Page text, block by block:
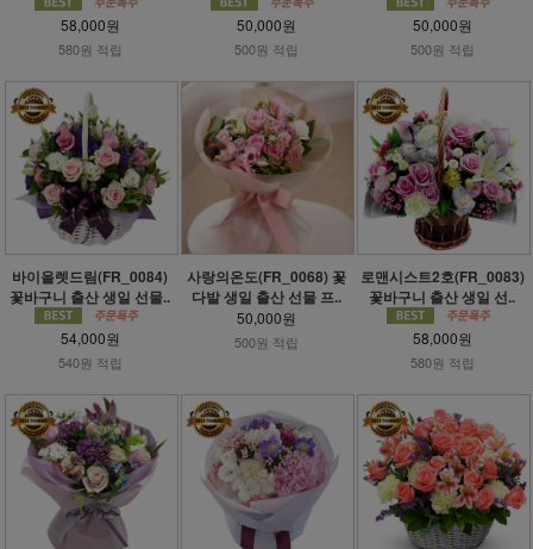
58,000원
580원 적립
50,000원
500원 적립
50,000원
500원 적립
바이올렛드림(FR_0084)
꽃바구니 출산 생일 선물..
54,000원
540원 적립
사랑의온도(FR_0068) 꽃
다발 생일 출산 선물 프..
50,000원
500원 적립
로맨시스트2호(FR_0083)
꽃바구니 출산 생일 선..
58,000원
580원 적립